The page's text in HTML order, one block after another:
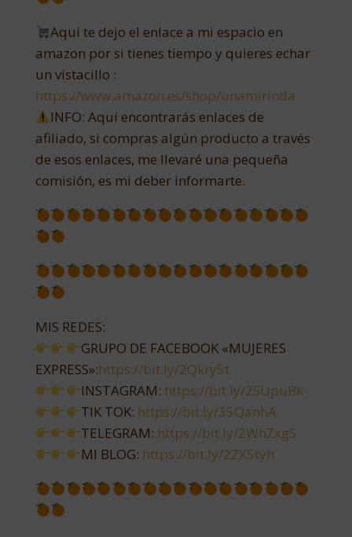
Aquí te dejo el enlace a mi espacio en
amazon por si tienes tiempo y quieres echar
un vistacillo :
https://www.amazon.es/shop/unamirinda
INFO: Aquí encontrarás enlaces de
afiliado, si compras algún producto a través
de esos enlaces, me llevaré una pequeña
comisión, es mi deber informarte.
MIS REDES:
GRUPO DE FACEBOOK «MUJERES
EXPRESS»:https://bit.ly/2Qkry5t
INSTAGRAM: https://bit.ly/2SUpuBk
TIK TOK: https://bit.ly/35QanhA
TELEGRAM: https://bit.ly/2WhZxgS
MI BLOG: https://bit.ly/2ZX5tyh